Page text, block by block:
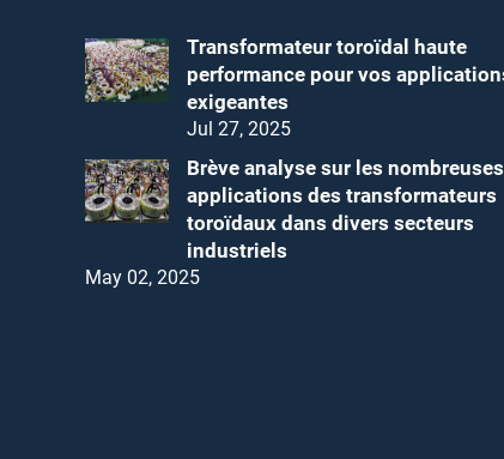
Transformateur toroïdal haute
performance pour vos
exigeantes
Jul 27, 2025
Brève analyse sur les nombreuses
applications des transformateurs
toroïdaux dans divers secteurs
industriels
May 02, 2025